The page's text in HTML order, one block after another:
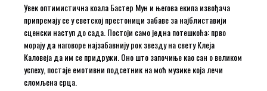
Увек оптимистична коала Бастер Мун и његова екипа извођача
припремају се у светској престоници забаве за најблиставији
сценски наступ до сада. Постоји само једна потешкоћа: прво
морају да наговоре најзабавнију рок звезду на свету Клеја
Каловеја да им се придружи. Оно што започиње као сан о великом
успеху, постаје емотивни подсетник на моћ музике која лечи
сломљена срца.